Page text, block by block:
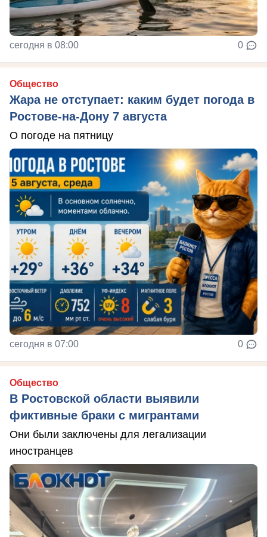
сегодня в 08:00 0
Общество
Жара не отступает: каким будет погода в
Ростове-на-Дону 7 августа
О погоде на пятницу
сегодня в 07:00 0
Общество
В Ростовской области выявили
фиктивные браки с мигрантами
Они были заключены для легализации
иностранцев